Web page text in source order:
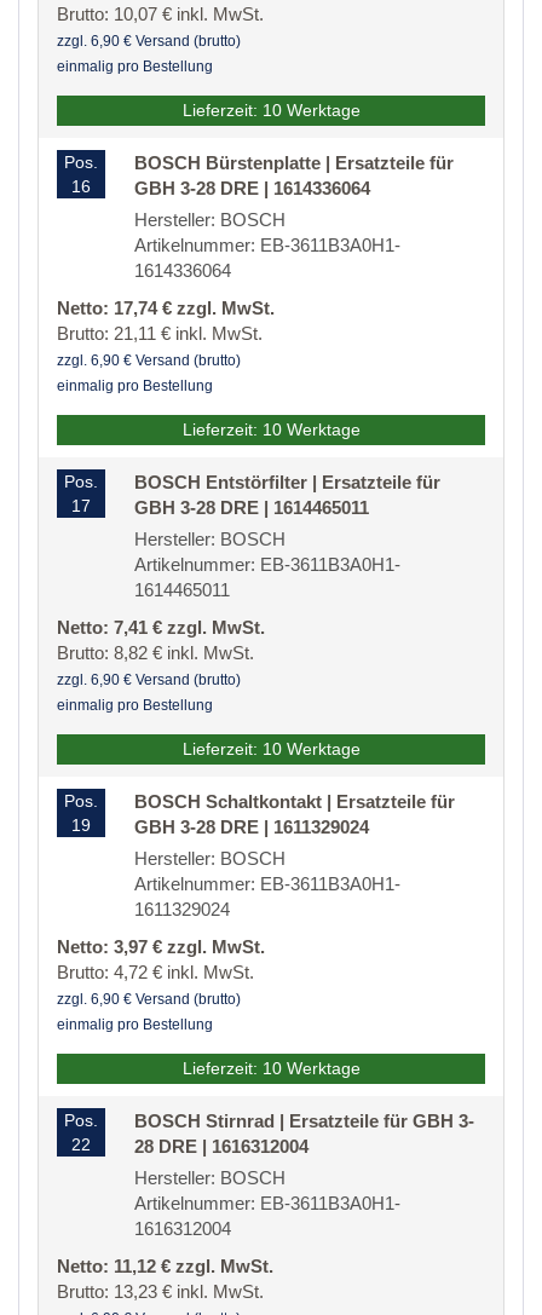
Brutto: 10,07 € inkl. MwSt.
zzgl. 6,90 € Versand (brutto)
einmalig pro Bestellung
Lieferzeit: 10 Werktage
Pos.
16
BOSCH Bürstenplatte | Ersatzteile für
GBH 3-28 DRE | 1614336064
Hersteller: BOSCH
Artikelnummer: EB-3611B3A0H1-
1614336064
Netto: 17,74 € zzgl. MwSt.
Brutto: 21,11 € inkl. MwSt.
zzgl. 6,90 € Versand (brutto)
einmalig pro Bestellung
Lieferzeit: 10 Werktage
Pos.
17
BOSCH Entstörfilter | Ersatzteile für
GBH 3-28 DRE | 1614465011
Hersteller: BOSCH
Artikelnummer: EB-3611B3A0H1-
1614465011
Netto: 7,41 € zzgl. MwSt.
Brutto: 8,82 € inkl. MwSt.
zzgl. 6,90 € Versand (brutto)
einmalig pro Bestellung
Lieferzeit: 10 Werktage
Pos.
19
BOSCH Schaltkontakt | Ersatzteile für
GBH 3-28 DRE | 1611329024
Hersteller: BOSCH
Artikelnummer: EB-3611B3A0H1-
1611329024
Netto: 3,97 € zzgl. MwSt.
Brutto: 4,72 € inkl. MwSt.
zzgl. 6,90 € Versand (brutto)
einmalig pro Bestellung
Lieferzeit: 10 Werktage
Pos.
22
BOSCH Stirnrad | Ersatzteile für GBH 3-
28 DRE | 1616312004
Hersteller: BOSCH
Artikelnummer: EB-3611B3A0H1-
1616312004
Netto: 11,12 € zzgl. MwSt.
Brutto: 13,23 € inkl. MwSt.